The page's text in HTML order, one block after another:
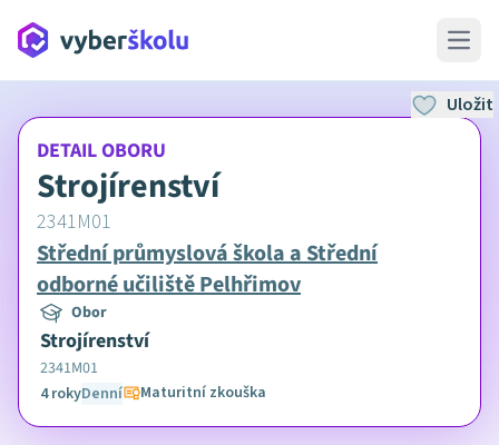
Open
DETAIL OBORU
Strojírenství
2341M01
Střední průmyslová škola a Střední
odborné učiliště Pelhřimov
Obor
Strojírenství
2341M01
4 rokyDenní Maturitní zkouška
Uložit